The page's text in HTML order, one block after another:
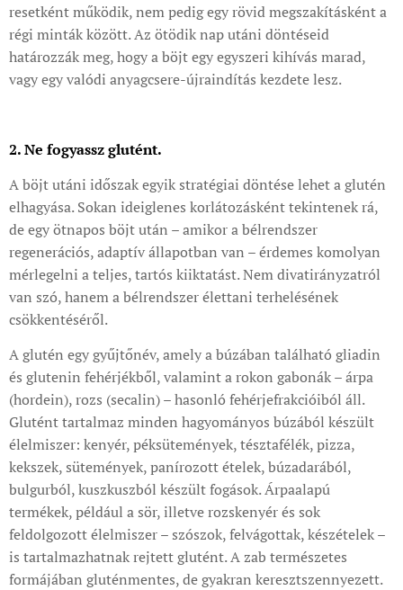
resetként működik, nem pedig egy rövid megszakításként a
régi minták között. Az ötödik nap utáni döntéseid
határozzák meg, hogy a böjt egy egyszeri kihívás marad,
vagy egy valódi anyagcsere-újraindítás kezdete lesz.
2. Ne fogyassz glutént.
A böjt utáni időszak egyik stratégiai döntése lehet a glutén
elhagyása. Sokan ideiglenes korlátozásként tekintenek rá,
de egy ötnapos böjt után – amikor a bélrendszer
regenerációs, adaptív állapotban van – érdemes komolyan
mérlegelni a teljes, tartós kiiktatást. Nem divatirányzatról
van szó, hanem a bélrendszer élettani terhelésének
csökkentéséről.
A glutén egy gyűjtőnév, amely a búzában található gliadin
és glutenin fehérjékből, valamint a rokon gabonák – árpa
(hordein), rozs (secalin) – hasonló fehérjefrakcióiból áll.
Glutént tartalmaz minden hagyományos búzából készült
élelmiszer: kenyér, péksütemények, tésztafélék, pizza,
kekszek, sütemények, panírozott ételek, búzadarából,
bulgurból, kuszkuszból készült fogások. Árpaalapú
termékek, például a sör, illetve rozskenyér és sok
feldolgozott élelmiszer – szószok, felvágottak, készételek –
is tartalmazhatnak rejtett glutént. A zab természetes
formájában gluténmentes, de gyakran keresztszennyezett.